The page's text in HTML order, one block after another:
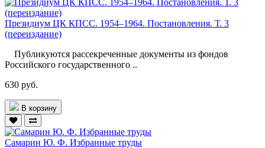
Президиум ЦК КПСС. 1954–1964. Постановления. Т. 3
(переиздание)
Публикуются рассекреченные документы из фондов
Российского государственного ..
630 руб.
В корзину
Самарин Ю. Ф. Избранные труды